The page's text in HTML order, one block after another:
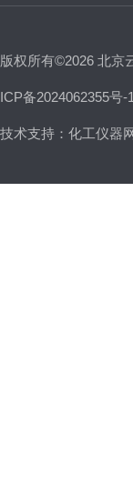
版权所有©2026 北京
ICP备2024062355号-1
技术支持： 化工仪器网